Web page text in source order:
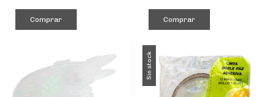
Comprar Comprar
Sin stock